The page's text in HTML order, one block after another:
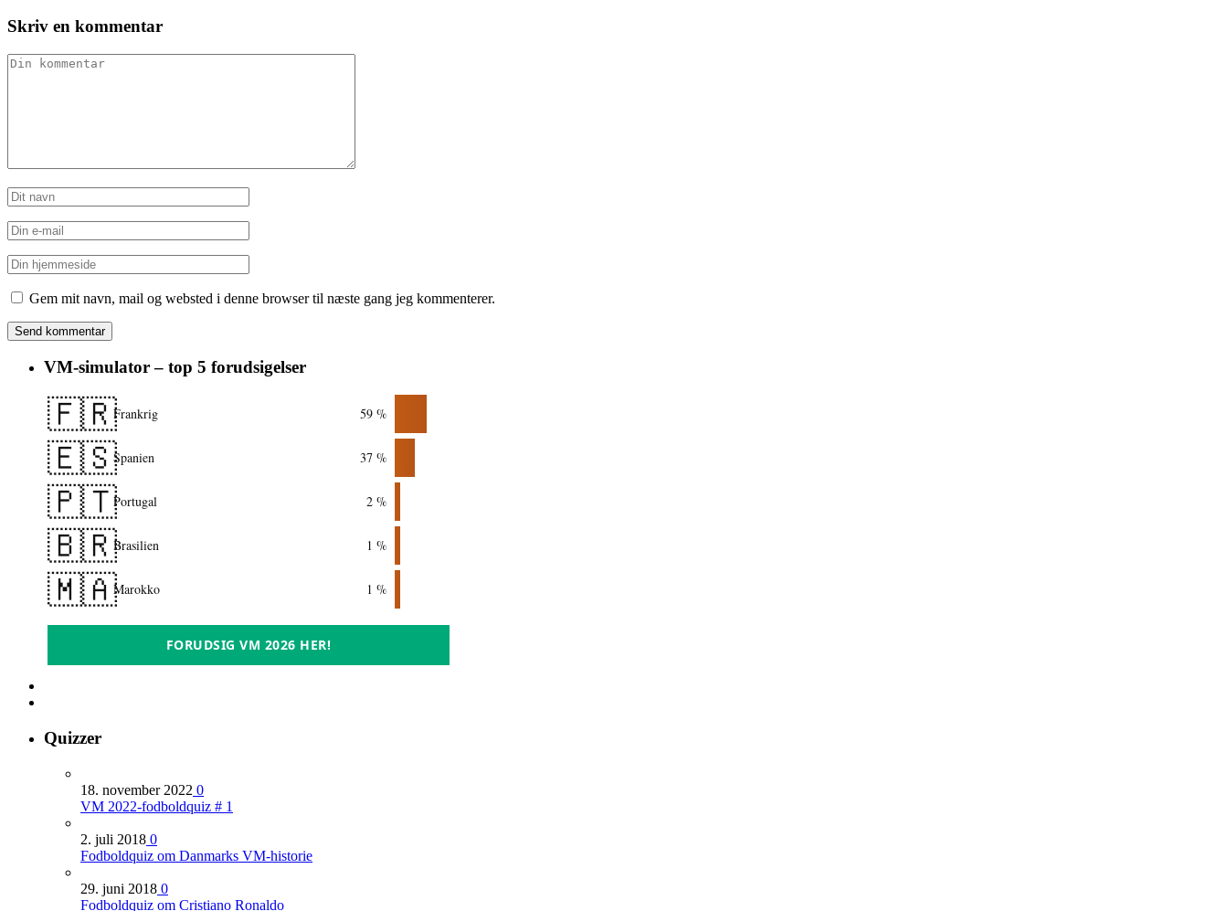
Skriv en kommentar
Gem mit navn, mail og websted i denne browser til næste gang jeg kommenterer.
VM-simulator – top 5 forudsigelser
🇫🇷Frankrig 59 %
🇪🇸Spanien 37 %
🇵🇹Portugal 2 %
🇧🇷Brasilien 1 %
🇲🇦Marokko 1 %
FORUDSIG VM 2026 HER!
Quizzer
18. november 2022 0
VM 2022-fodboldquiz # 1
2. juli 2018 0
Fodboldquiz om Danmarks VM-historie
29. juni 2018 0
Fodboldquiz om Cristiano Ronaldo